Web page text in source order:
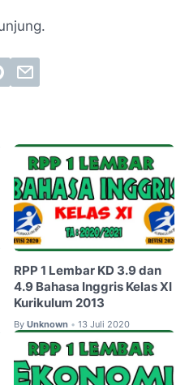
RPP 1 Lembar KD 3.9 dan
4.9 Bahasa Inggris Kelas XI
Kurikulum 2013
By Unknown • 13 Juli 2020